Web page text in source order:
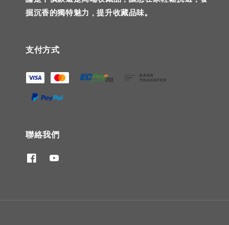
掘沉香的獨特魅力，提升收藏品味。
支付方式
聯絡我們